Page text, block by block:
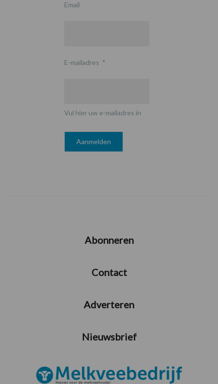
Email
E-mailadres *
Vul hier uw e-mailadres in
Abonneren
Contact
Adverteren
Nieuwsbrief